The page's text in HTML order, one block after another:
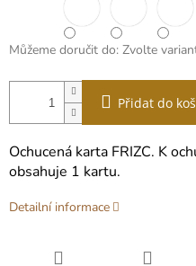
Můžeme doručit do: Zvolte
Přidat do
Ochucená karta FRIZC. K
obsahuje 1 kartu.
Detailní informace